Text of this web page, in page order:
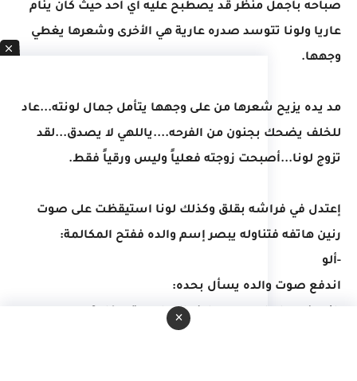
صباحه بأجمل منظر قد يصطبح عليه اي أحد حيث كان ينام
عاريا ولونا تتوسد صدره عارية هي الأخرى وشعرها يغطي
وجهها.
مد يده يزيح شعرها من على وجهها يتأمل جمال لونته...عاد
للخلف يضحك بجنون من الفرحه....ياللهي لا يصدق...لقد
تزوج لونا...أصبحت زوجته فعلياً وليس ورقياً فقط.
إعتدل في فراشه بقلق وكذلك لونا استيقظت على صوت
رنين هاتفه فتناوله يبصر إسم والده ففتح المكالمة:
-ألو
اندفع صوت والده يسأل بحده:
-انت فين يا ماهر بيه...عارف الساعه بقت كام؟
×